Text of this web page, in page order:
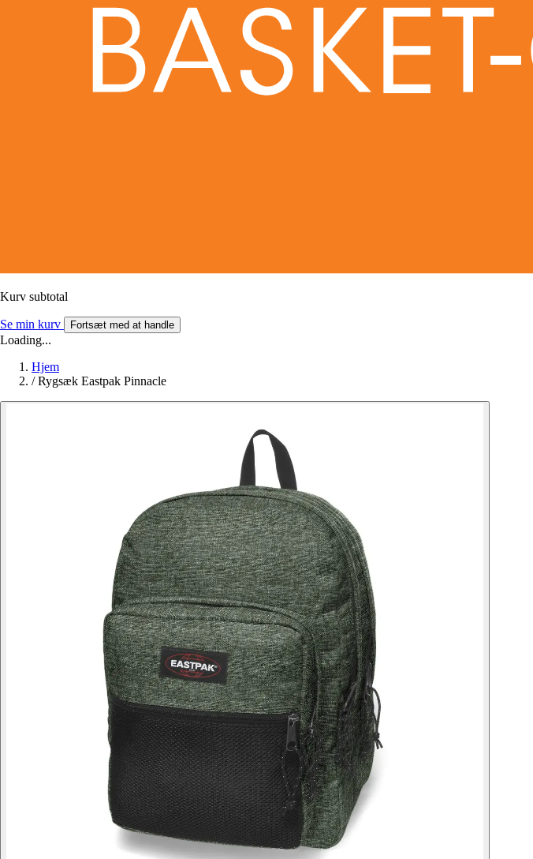
Kurv subtotal
Se min kurv Fortsæt med at handle
Loading...
Hjem
/ Rygsæk Eastpak Pinnacle